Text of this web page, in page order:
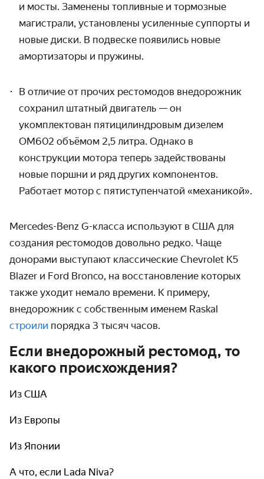
и мосты. Заменены топливные и тормозные
магистрали, установлены усиленные суппорты и
новые диски. В подвеске появились новые
амортизаторы и пружины.
В отличие от прочих рестомодов внедорожник
сохранил штатный двигатель — он
укомплектован пятицилиндровым дизелем
OM602 объёмом 2,5 литра. Однако в
конструкции мотора теперь задействованы
новые поршни и ряд других компонентов.
Работает мотор с пятиступенчатой «механикой».
Mercedes-Benz G-класса используют в США для
создания рестомодов довольно редко. Чаще
донорами выступают классические Chevrolet K5
Blazer и Ford Bronco, на восстановление которых
также уходит немало времени. К примеру,
внедорожник с собственным именем Raskal
строили порядка 3 тысяч часов.
Если внедорожный рестомод, то
какого происхождения?
Из США
Из Европы
Из Японии
А что, если Lada Niva?